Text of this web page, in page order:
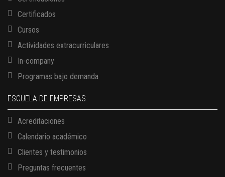
Certificados
Cursos
Actividades extracurriculares
In-company
Programas bajo demanda
ESCUELA DE EMPRESAS
Acreditaciones
Calendario académico
Clientes y testimonios
Preguntas frecuentes